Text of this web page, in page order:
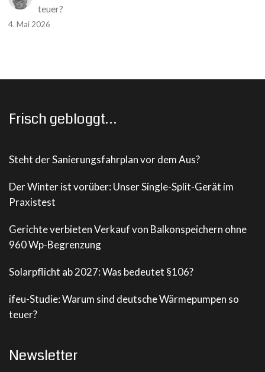
teuer?
4. Mai 2026
Frisch gebloggt…
Steht der Sanierungsfahrplan vor dem Aus?
Der Winter ist vorüber: Unser Single-Split-Gerät im
Praxistest
Gerichte verbieten Verkauf von Balkonspeichern ohne
960 Wp-Begrenzung
Solarpflicht ab 2027: Was bedeutet §106?
ifeu-Studie: Warum sind deutsche Wärmepumpen so
teuer?
Newsletter